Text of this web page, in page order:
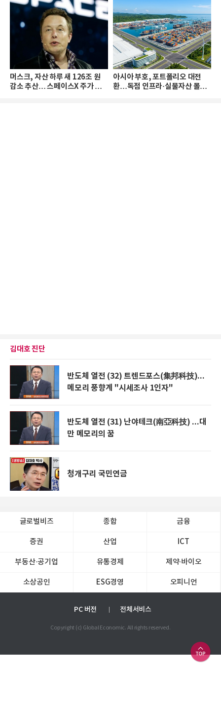
머스크, 자산 하루 새 126조 원
감소 추산… 스페이스X 주가 하
아시아 부호, 포트폴리오 대전
환…독점 인프라·실물자산 몰린
김대호 진단
반도체 열전 (32) 트렌드포스(集邦科技)...
메모리 풍향계 "시세조사 1인자"
반도체 열전 (31) 난야테크(南亞科技) ...대
만 메모리의 꿈
청개구리 국민연금
글로벌비즈 종합 금융
증권 산업 ICT
부동산·공기업 유통경제 제약∙바이오
소상공인 ESG경영 오피니언
PC 버전 전체서비스
Copyright (c) Global Economic. All rights reserved.